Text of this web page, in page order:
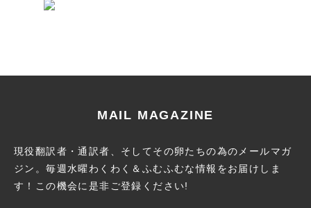
MAIL MAGAZINE
現役翻訳者・通訳者、そしてその卵たちの為のメールマガ
ジン。毎週水曜わくわく＆ふむふむな情報をお届けしま
す！この機会に 是非ご登録ください!